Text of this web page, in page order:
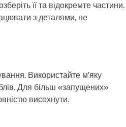
її та відокремте частини.
з деталями, не
Використайте м’яку
Для більш «запущених»
висохнути.